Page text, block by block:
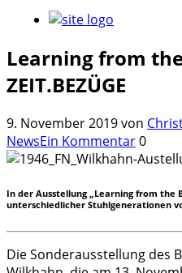
Learning from
ZEIT.BEZÜGE
9. November 2019von
NewsEin Kommentar0
In der Ausstellung „Learning from the
unterschiedlicher Stuhlgenerationen
Die Sonderausstellung des